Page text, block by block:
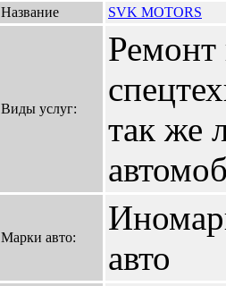
Название SVK MOTORS
Виды услуг:
Ремонт
так же
Марки авто:
авто